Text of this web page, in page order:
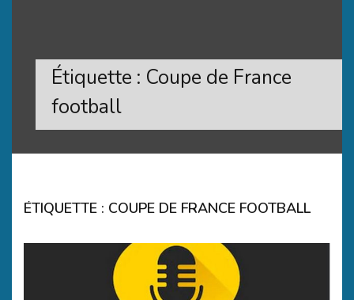
Étiquette : Coupe de France
football
ÉTIQUETTE : COUPE DE FRANCE FOOTBALL